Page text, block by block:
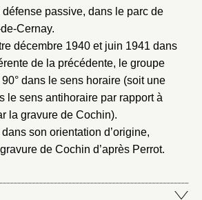
passive, dans le parc de
Cernay.
décembre 1940 et juin 1941 dans
de la précédente, le groupe
dans le sens horaire (soit une
le sens antihoraire par rapport à
la gravure de Cochin).
son orientation d’origine,
de Cochin d’après Perrot.
ajouter
inscrit ?Créer un compte
mot de passe ?Cliquez ici